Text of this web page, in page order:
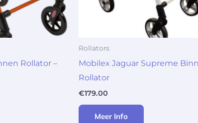
Rollator –
Rollators
Mobilex Jaguar Supreme
Rollator
€179.00
Meer Info